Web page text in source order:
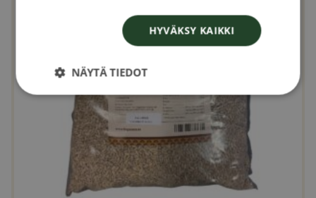
HYVÄKSY KAIKKI
NÄYTÄ TIEDOT